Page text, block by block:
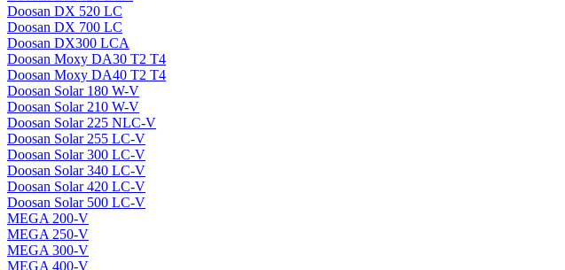
Doosan DX 520 LC
Doosan DX 700 LC
Doosan DX300 LCA
Doosan Moxy DA30 T2 T4
Doosan Moxy DA40 T2 T4
Doosan Solar 180 W-V
Doosan Solar 210 W-V
Doosan Solar 225 NLC-V
Doosan Solar 255 LC-V
Doosan Solar 300 LC-V
Doosan Solar 340 LC-V
Doosan Solar 420 LC-V
Doosan Solar 500 LC-V
MEGA 200-V
MEGA 250-V
MEGA 300-V
MEGA 400-V